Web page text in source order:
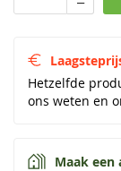
Hetzelfde
ons weten en
Maak een